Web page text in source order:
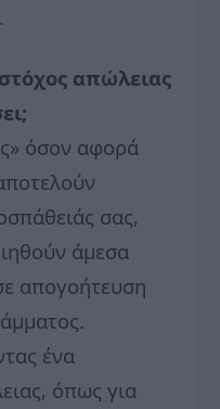
στόχος απώλειας
όσον αφορά
σας,
άμεσα
απογοήτευση
ένα
όπως για